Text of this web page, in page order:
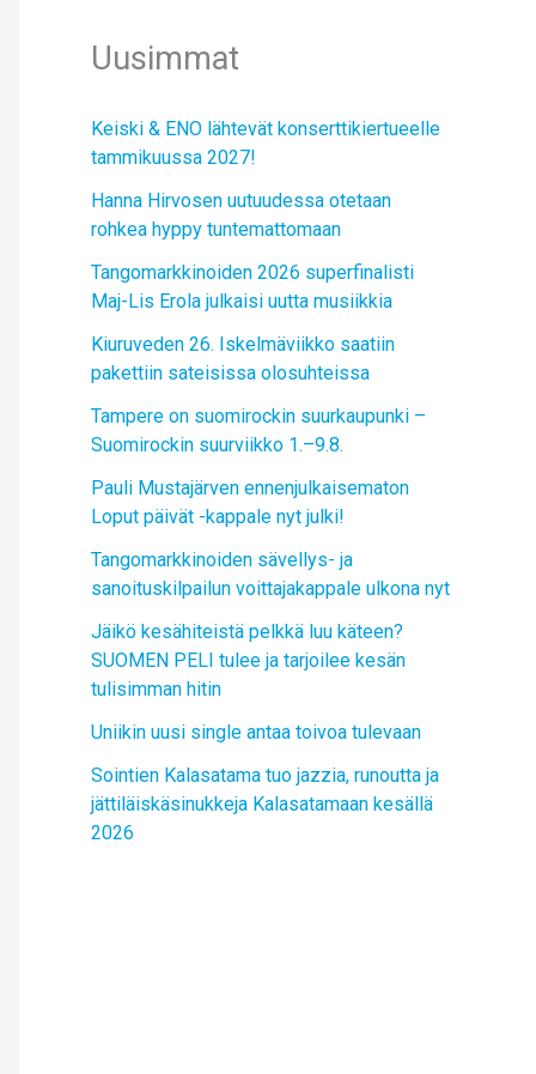
Uusimmat
Keiski & ENO lähtevät konserttikiertueelle
tammikuussa 2027!
Hanna Hirvosen uutuudessa otetaan
rohkea hyppy tuntemattomaan
Tangomarkkinoiden 2026 superfinalisti
Maj-Lis Erola julkaisi uutta musiikkia
Kiuruveden 26. Iskelmäviikko saatiin
pakettiin sateisissa olosuhteissa
Tampere on suomirockin suurkaupunki –
Suomirockin suurviikko 1.–9.8.
Pauli Mustajärven ennenjulkaisematon
Loput päivät -kappale nyt julki!
Tangomarkkinoiden sävellys- ja
sanoituskilpailun voittajakappale ulkona nyt
Jäikö kesähiteistä pelkkä luu käteen?
SUOMEN PELI tulee ja tarjoilee kesän
tulisimman hitin
Uniikin uusi single antaa toivoa tulevaan
Sointien Kalasatama tuo jazzia, runoutta ja
jättiläiskäsinukkeja Kalasatamaan kesällä
2026